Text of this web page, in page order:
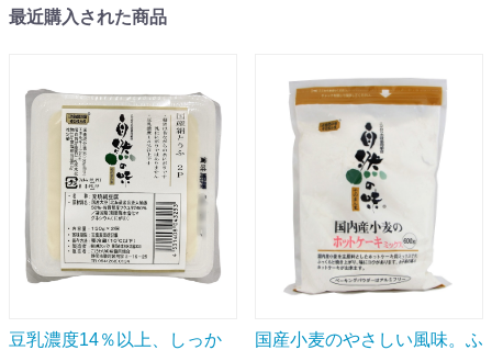
最近購入された商品
豆乳濃度14％以上、しっか
国産小麦のやさしい風味。ふ